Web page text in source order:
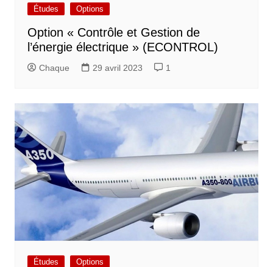
Études Options
Option « Contrôle et Gestion de
l’énergie électrique » (ECONTROL)
Chaque 29 avril 2023 1
Études Options